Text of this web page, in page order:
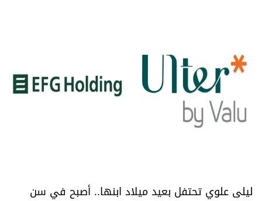
ليلى علوي تحتفل بعيد ميلاد ابنها.. أصبح في سن